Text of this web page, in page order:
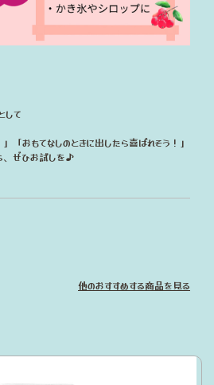
して
「おもてなしのときに出したら喜ばれそう！」
、ぜひお試しを♪
他のおすすめする商品を見る